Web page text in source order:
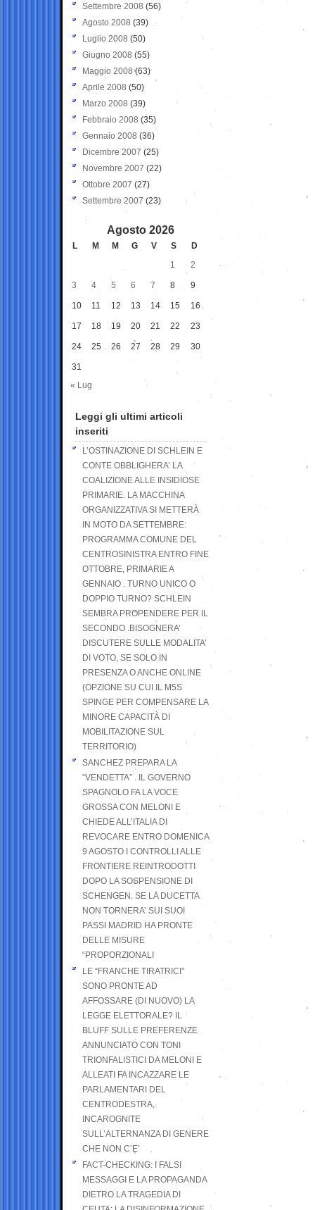
Settembre 2008 (56)
Agosto 2008 (39)
Luglio 2008 (50)
Giugno 2008 (55)
Maggio 2008(63)
Aprile 2008 (50)
Marzo 2008 (39)
Febbraio 2008 (35)
Gennaio 2008 (36)
Dicembre 2007 (25)
Novembre 2007 (22)
Ottobre 2007 (27)
Settembre 2007 (23)
Agosto 2026
L M M G V S
D
1
2
3 4 5 6 7 8 9
10 11 12 13 14 15 16
17 18 19 20 21 22 23
24 25 26 27 28 29 30
31
« Lug
Leggi gli ultimi articoli
inseriti
L’OSTINAZIONE DI SCHLEIN E
CONTE OBBLIGHERA’ LA
COALIZIONE ALLE INSIDIOSE
PRIMARIE. LA MACCHINA
ORGANIZZATIVA SI METTERÀ
IN MOTO DA SETTEMBRE:
PROGRAMMA COMUNE DEL
CENTROSINISTRA ENTRO FINE
OTTOBRE, PRIMARIE A
GENNAIO . TURNO UNICO O
DOPPIO TURNO? SCHLEIN
SEMBRA PROPENDERE PER IL
SECONDO .BISOGNERA’
DISCUTERE SULLE MODALITA’
DI VOTO, SE SOLO IN
PRESENZA O ANCHE ONLINE
(OPZIONE SU CUI IL M5S
SPINGE PER COMPENSARE LA
MINORE CAPACITÀ DI
MOBILITAZIONE SUL
TERRITORIO)
SANCHEZ PREPARA LA
“VENDETTA” . IL GOVERNO
SPAGNOLO FA LA VOCE
GROSSA CON MELONI E
CHIEDE ALL’ITALIA DI
REVOCARE ENTRO DOMENICA
9 AGOSTO I CONTROLLI ALLE
FRONTIERE REINTRODOTTI
DOPO LA SOSPENSIONE DI
SCHENGEN. SE LA DUCETTA
NON TORNERA’ SUI SUOI
PASSI MADRID HA PRONTE
DELLE MISURE
“PROPORZIONALI
LE “FRANCHE TIRATRICI”
SONO PRONTE AD
AFFOSSARE (DI NUOVO) LA
LEGGE ELETTORALE? IL
BLUFF SULLE PREFERENZE
ANNUNCIATO CON TONI
TRIONFALISTICI DA MELONI E
ALLEATI FA INCAZZARE LE
PARLAMENTARI DEL
CENTRODESTRA,
INCAROGNITE
SULL’ALTERNANZA DI GENERE
CHE NON C’E’
FACT-CHECKING: I FALSI
MESSAGGI E LA PROPAGANDA
DIETRO LA TRAGEDIA DI